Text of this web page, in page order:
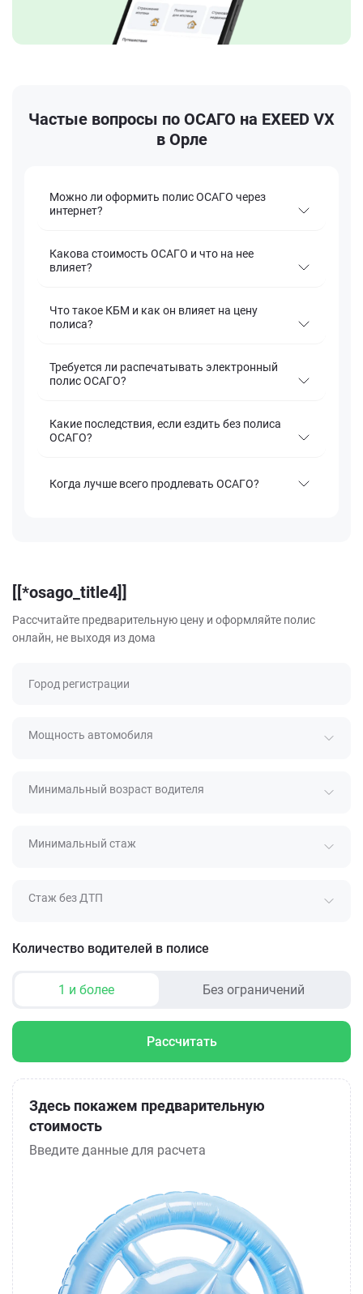
Частые вопросы по ОСАГО на EXEED VX
в Орле
Можно ли оформить полис ОСАГО через
интернет?
Какова стоимость ОСАГО и что на нее
влияет?
Что такое КБМ и как он влияет на цену
полиса?
Требуется ли распечатывать электронный
полис ОСАГО?
Какие последствия, если ездить без полиса
ОСАГО?
Когда лучше всего продлевать ОСАГО?
[[*osago_title4]]
Рассчитайте предварительную цену и оформляйте полис
онлайн, не выходя из дома
Город регистрации
Мощность автомобиля
Минимальный возраст водителя
Минимальный стаж
Стаж без ДТП
Количество водителей в полисе
1 и более Без ограничений
Рассчитать
Здесь покажем предварительную
стоимость
Введите данные для расчета